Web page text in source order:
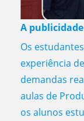
A
Os
experiência
demandas
aulas de
os alunos